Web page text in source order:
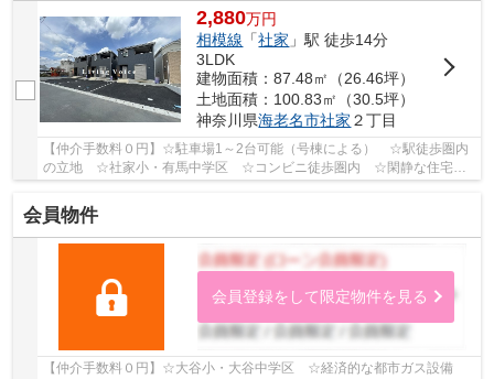
2,880万円
相模線 「社家 」駅 徒歩14分
3LDK
建物面積：87.48㎡（26.46坪）
土地面積：100.83㎡（30.5坪）
神奈川県海老名市社家 ２丁目
【仲介手数料０円】☆駐車場1～2台可能（号棟による） ☆駅徒歩圏内
の立地 ☆社家小・有馬中学区 ☆コンビニ徒歩圏内 ☆閑静な住宅
会員物件
会員登録をして限定物件を見る
【仲介手数料０円】☆大谷小・大谷中学区 ☆経済的な都市ガス設備